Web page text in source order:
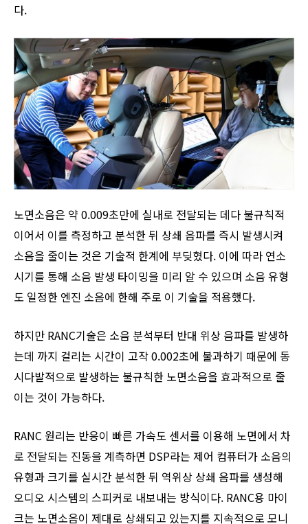
다.
노면소음은 약 0.009초만에 실내로 전달되는 데다 불규칙적
이어서 이를 측정하고 분석한 뒤 상쇄 음파를 즉시 발생시켜
소음을 줄이는 것은 기술적 한계에 부딪혔다. 이에 따라 연소
시기를 통해 소음 발생 타이밍을 미리 알 수 있으며 소음 유형
도 일정한 엔진 소음에 한해 주로 이 기술을 적용했다.
하지만 RANC기술은 소음 분석부터 반대 위상 음파를 발생하
는데 까지 걸리는 시간이 고작 0.002초에 불과하기 때문에 동
시다발적으로 발생하는 불규칙한 노면소음을 효과적으로 줄
이는 것이 가능하다.
RANC 원리는 반응이 빠른 가속도 센서를 이용해 노면에서 차
로 전달되는 진동을 계측하면 DSP라는 제어 컴퓨터가 소음의
유형과 크기를 실시간 분석한 뒤 역위상 상쇄 음파를 생성해
오디오 시스템의 스피커로 내보내는 방식이다. RANC용 마이
크는 노면소음이 제대로 상쇄되고 있는지를 지속적으로 모니